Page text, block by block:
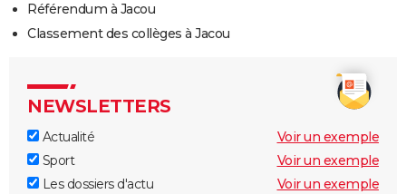
Référendum à Jacou
Classement des collèges à Jacou
NEWSLETTERS
Actualité
Voir un exemple
Sport
Voir un exemple
Les dossiers d'actu
Voir un exemple